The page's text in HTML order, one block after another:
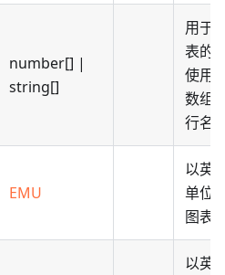
number[] |
string[]
用于
表的
使用
数组
行名
EMU
以英
单位
图表
以英